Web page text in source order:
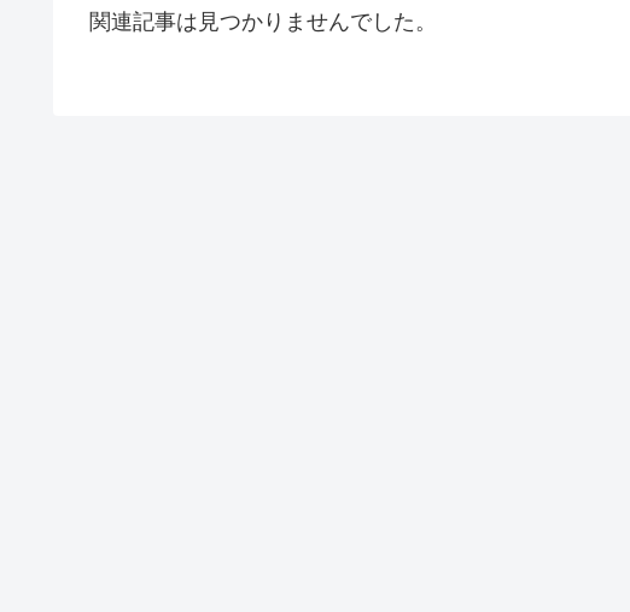
関連記事は見つかりませんでした。